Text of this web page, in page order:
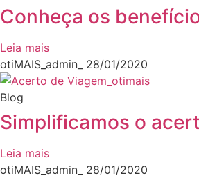
Conheça os
Leia mais
otiMAIS_admin_ 28/01/2020
Blog
Simplificamos o
Leia mais
otiMAIS_admin_ 28/01/2020